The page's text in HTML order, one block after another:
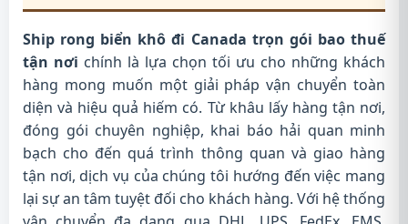
Ship rong biển khô đi Canada trọn gói bao thuế
tận nơi chính là lựa chọn tối ưu cho những khách
hàng mong muốn một giải pháp vận chuyển toàn
diện và hiệu quả hiếm có. Từ khâu lấy hàng tận nơi,
đóng gói chuyên nghiệp, khai báo hải quan minh
bạch cho đến quá trình thông quan và giao hàng
tận nơi, dịch vụ của chúng tôi hướng đến việc mang
lại sự an tâm tuyệt đối cho khách hàng. Với hệ thống